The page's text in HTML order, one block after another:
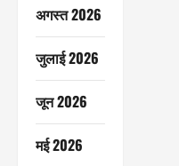
अगस्त 2026
जुलाई 2026
जून 2026
मई 2026